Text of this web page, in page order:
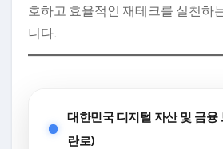
호하고 효율적인 재테크를 실천하
니다.
대한민국 디지털 자산 및 금융
란로)